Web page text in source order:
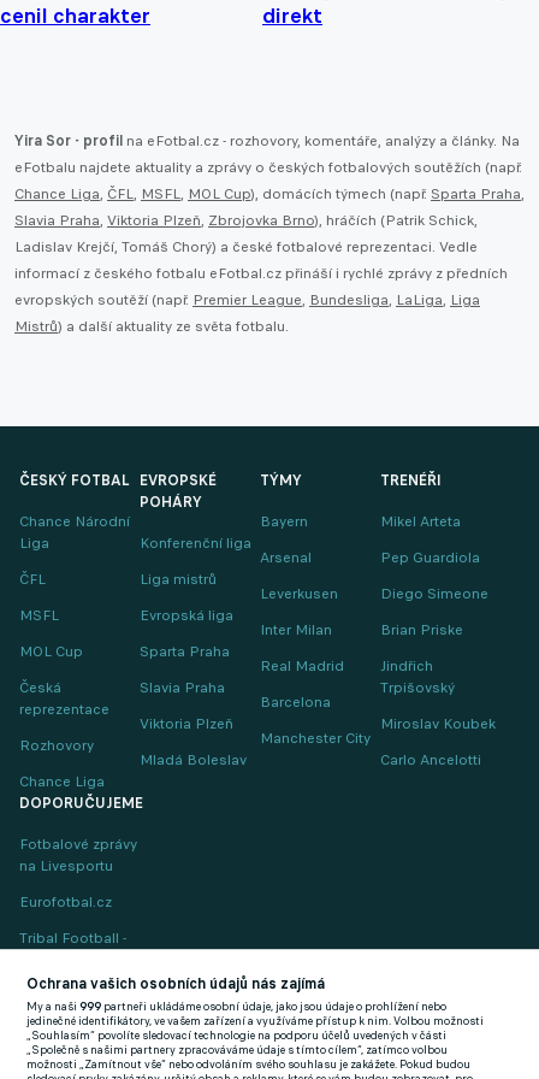
cenil charakter
direkt
Yira Sor - profil na eFotbal.cz - rozhovory, komentáře, analýzy a články. Na
eFotbalu najdete aktuality a zprávy o českých fotbalových soutěžích (např.
Chance Liga, ČFL, MSFL, MOL Cup), domácích týmech (např. Sparta Praha,
Slavia Praha, Viktoria Plzeň, Zbrojovka Brno), hráčích (Patrik Schick,
Ladislav Krejčí, Tomáš Chorý) a české fotbalové reprezentaci. Vedle
informací z českého fotbalu eFotbal.cz přináší i rychlé zprávy z předních
evropských soutěží (např. Premier League, Bundesliga, LaLiga, Liga
Mistrů) a další aktuality ze světa fotbalu.
ČESKÝ FOTBAL
Chance Národní
Liga
ČFL
MSFL
MOL Cup
Česká
reprezentace
Rozhovory
Chance Liga
EVROPSKÉ
POHÁRY
Konferenční liga
Liga mistrů
Evropská liga
Sparta Praha
Slavia Praha
Viktoria Plzeň
Mladá Boleslav
TÝMY
Bayern
Arsenal
Leverkusen
Inter Milan
Real Madrid
Barcelona
Manchester City
TRENÉŘI
Mikel Arteta
Pep Guardiola
Diego Simeone
Brian Priske
Jindřich
Trpišovský
Miroslav Koubek
Carlo Ancelotti
DOPORUČUJEME
Fotbalové zprávy
na Livesportu
Eurofotbal.cz
Tribal Football -
(EN)
FlashFutbal (SK)
Tenisportal.cz
Ochrana vašich osobních údajů nás zajímá
My a naši999 partneři ukládáme osobní údaje, jako jsou údaje o prohlížení nebo
jedinečné identifikátory, ve vašem zařízení a využíváme přístup k nim. Volbou možnosti
„Souhlasím“ povolíte sledovací technologie na podporu účelů uvedených v části
„Společně s našimi partnery zpracováváme údaje s tímto cílem“, zatímco volbou
možnosti „Zamítnout vše“ nebo odvoláním svého souhlasu je zakážete. Pokud budou